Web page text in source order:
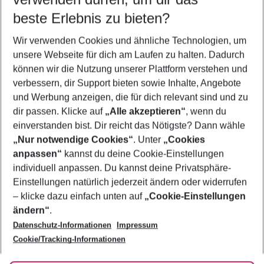
5-8 Nächte
2 Erwachsene Keine Kinder
Mehr Filter anzeigen
Footer
Footer navigation
Über uns
AGB
Bestpreisgarantie
Cookie-Einstellungen ändern
Cookie-Richtlinie
Agenturbetreuung
Barrierefreies Reisen
Folge uns
beste Erlebnis zu bieten?
Wir verwenden Cookies und ähnliche Technologien, um
unsere Webseite für dich am Laufen zu halten. Dadurch
können wir die Nutzung unserer Plattform verstehen und
verbessern, dir Support bieten sowie Inhalte, Angebote
und Werbung anzeigen, die für dich relevant sind und zu
dir passen. Klicke auf „Alle akzeptieren“, wenn du
einverstanden bist. Dir reicht das Nötigste? Dann wähle
„Nur notwendige Cookies“. Unter „Cookies
anpassen“ kannst du deine Cookie-Einstellungen
individuell anpassen. Du kannst deine Privatsphäre-
Einstellungen natürlich jederzeit ändern oder widerrufen
– klicke dazu einfach unten auf „Cookie-Einstellungen
ändern“.
Datenschutz-Informationen
Impressum
Cookie/Tracking-Informationen